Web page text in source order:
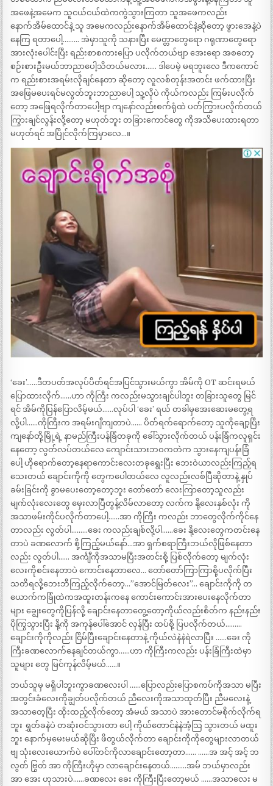
အဖေနဲ့အမေက သူငယ်ငယ်ထဲကကွဲသွားကြတာ သူအဖေကလည်း
နောက်အိမ်ထောင်နဲ့ သူ အမေကလည်းနောက်အိမ်ထောင်နဲ့ဆိုတော့ ဖွားအေနဲ့ပဲ
နေကြ ရတာပေါ့……… အဲမှာသူကို သနားပြီး မေတ္တာတွေရော ဂရုဏာတွေရော
အားလုံးပေါင်းပြီး ရည်းစာစကားပြော ပလိုက်တယ်ဗျာ အေးရော အစတော့
စဉ်းစားဦးမယ်ဘာညာပေါ့သိတယ်မလား…… ဒါပေမဲ့ မရဘူးလေ ဒီကကောင်
က ရည်းစားအရမ်းလိုချင်နေတာ ဆိုတော့ လူလစ်တုန်းအတင်း ဖက်ထားပြီး
အဖြေမပေးရင်မလွတ်ဘူးဘာညာပေါ့ သူ့လိုပဲ ကိုယ်ကလည်း ကြမ်းပလိုက်
တော့ အဖြေရလိုက်တာပေါ့ဗျာ ကျနော်လည်းစက်ရုံထဲ ပတ်ကြွားပလိုက်တယ်
ကြွားချင်လွန်းလို့တော့ မဟုတ်ဘူး တခြားကောင်တွေ ကိုအသိပေးထားရတာ
မဟုတ်ရင် အပြိုင်လိုက်ကြမှာလေ…။
‘ခေး’……ဒီတပတ်အလုပ်ပိတ်ရင်အပြင်သွားမယ်ကွာ အိမ်ကို OT ဆင်းရမယ်
ပြောထားလိုက်……ဟာ ကိုကြီး ကလည်းမသွားချင်ပါဘူး တခြားသူတွေ မြင်
ရင် အိမ်ကိုပြန်ပြောလိမ့်မယ်……လုပ်ပါ ‘ခေး’ ရယ် တခါမှအေးဆေးမတွေ့ရ
လို့ပါ……ကိုကြီးက အရမ်းဂျီကျတာပဲ…… ပိတ်ရက်ရောက်တော့ သူကိုချော့ပြီး
ကျနော်တို့မြို့ရဲ့ နာမည်ကြီးပန်ခြံတခုကို ခေါ်သွားလိုက်တယ် ပန်းခြံကလူရှင်း
နေတော့ လွတ်လပ်တယ်လေ ကျောင်းသားဘဝကတဲက သွားနေကျပန်းခြံ
ပေါ့ ဟိုရောက်တော့နေရာကောင်းလေးတခုရွေးပြီး ဘေးဝဲယာလည်းကြည့်ရ
သေးတယ် ချောင်းကိုကို တွေကပေါတယ်လေ လူလည်းလစ်ပြီဆိုတာနဲ့ နှုပ်
ခမ်းခြင်းကို ခွာမပေးတော့တော့ဘူး တော်တော် လေးကြာတော့သူလည်း
မျက်လုံးလေးတွေ မှေးလာပြီတွန့်လိမ်လာတော့ လက်က နို့လေးနှစ်လုံး ကို
အသာဖမ်းကိုင်ပလိုက်တာပေါ့……အာ ကိုကြီး ကလည်း ဘာတွေလိုက်ကိုင်နေ
တာလည်း လွတ်ပါ………ခေး ကလည်းချစ်လို့ပါ……ခေး နို့လေးတွေကတင်းနေ
တာပဲ ခဏလောက် စို့ကြည့်မယ်နော်…အာ ရှက်စရာကြီးဘယ်လိုဖြစ်နေတာ
လည်း လွတ်ပါ…… အင်္ကျီကိုအသာမပြီးအတင်းစို့ ပြစ်လိုက်တော့ မျက်လုံး
လေးကိုစင်းနေတာပဲ ကောင်းနေတာလေ… တော်တော်ကြာကြာစို့ပလိုက်ပြီး
သတိရလို့ဘေးဘီကြည့်လိုက်တော့…”အောင်မြတ်လေး”… ချောင်းကိုကို တ
ယောက်ကခြုံထဲကအထူးတန်းကနေ ကောင်းကောင်းအားပေးနေလိုက်တာ
များ ချွေးတွေကိုပြန်လို့ ချောင်းနေတာတွေ့တော့ကိုယ်လည်းစိတ်က နည်းနည်း
ပိုကြွသွားပြီး နို့ကို အကုန်ပေါ်အောင် လှန်ပြီး ထပ်စို့ ပြပလိုက်တယ်………
ချောင်းကိုကိုလည်း ငြိမ်ပြီးချောင်းနေတာနဲ့ ကိုယ်လဲနဲနဲရဲလာပြီး ……ခေး ကို
ကြီးခဏလောက်နေချင်တယ်ကွာ……ဟာ ကိုကြီးကလည်း ပန်းခြံကြီးထဲမှာ
သူများ တွေ မြင်ကုန်လိမ့်မယ်……။
ဘယ်သူမှ မရှိပါဘူးကွာခဏလေးပါ ……ပြောလည်းပြောစကပ်ကိုအသာ မပြီး
အတွင်းခံလေးကိုချွတ်ပလိုက်တယ် ညီလေးကိုအသာထုတ်ပြီး ညီမလေးနဲ့
အသာတေ့ပြီး ထိုးထည့်လိုက်တော့ အံမယ် အသာပဲ အားတောင်မစိုက်လိုက်ရ
ဘူး ရွှတ်ခနဲပဲ တဆုံးဝင်သွားတာ ပေါ့ ကိုယ်တောင်နဲနဲအံ့သြ သွားတယ် မထူး
ဘူး နောက်မှမေးမယ်ဆိုပြီး ဖိတွယ်လိုက်တာ ချောင်းကိုကိုတွေများလာတယ်
ဗျ သုံးလေးယောက်ပဲ ပေါ်တင်ကိုလာချောင်းတော့တာ…… ……အ အင့် အင့် ဘ
လွတ် ဗြွတ် အာ ကိုကြီးဟိုမှာ လာချောင်းနေတယ်………အမ် ဘယ်မှာလည်း
အာ အေး ဟုသားပဲ……ခဏလေး ခေး ကိုကြီးပြီးတော့မယ် ……အသာလေး မ